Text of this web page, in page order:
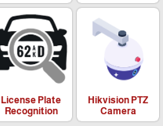
Hikvision PTZ
Camera
License Plate
Recognition